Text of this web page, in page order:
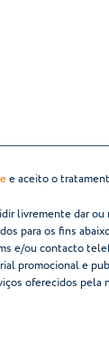
e aceito o
livremente dar
para os fins
e/ou contacto
promocional e
oferecidos pela